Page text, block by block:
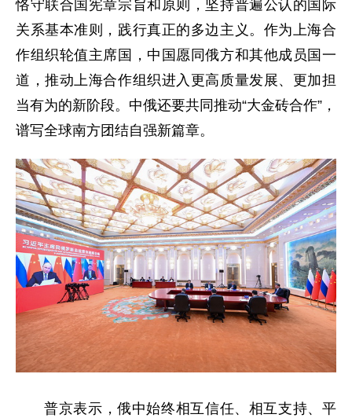
恪守联合国宪章宗旨和原则，坚持普遍公认的国际
关系基本准则，践行真正的多边主义。作为上海合
作组织轮值主席国，中国愿同俄方和其他成员国一
道，推动上海合作组织进入更高质量发展、更加担
当有为的新阶段。中俄还要共同推动“大金砖合作”，
谱写全球南方团结自强新篇章。
普京表示，俄中始终相互信任、相互支持、平